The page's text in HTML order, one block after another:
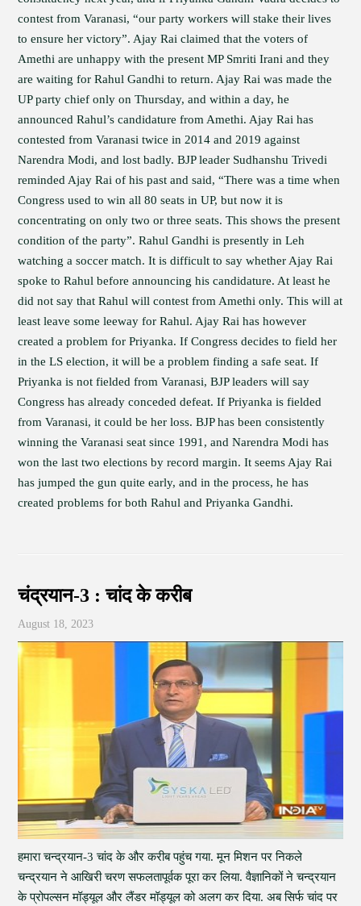
contest from Varanasi, “our party workers will stake their lives
to ensure her victory”. Ajay Rai claimed that the voters of
Amethi are unhappy with the present MP Smriti Irani and they
are waiting for Rahul Gandhi to return. Ajay Rai was made the
UP party chief only on Thursday, and within a day, he
announced Rahul’s candidature from Amethi. Ajay Rai has
contested from Varanasi twice in 2014 and 2019 against
Narendra Modi, and lost badly. BJP leader Sudhanshu Trivedi
reminded Ajay Rai of his past and said, “There was a time when
Congress used to win all 80 seats in UP, but now it is
concentrating on only two or three seats. This shows the present
condition of the party”. Rahul Gandhi is presently in Leh
watching a soccer match. It is difficult to say whether Ajay Rai
spoke to Rahul before announcing his candidature. At least he
did not say that Rahul will contest from Amethi only. This will at
least leave some leeway for Rahul. Ajay Rai has however
created a problem for Priyanka. If Congress decides to field her
in the LS election, it will be a problem finding a safe seat. If
Priyanka is not fielded from Varanasi, BJP leaders will say
Congress has already conceded defeat. If Priyanka is fielded
from Varanasi, it could be her loss. BJP has been consistently
winning the Varanasi seat since 1991, and Narendra Modi has
won the last two elections by record margin. It seems Ajay Rai
has jumped the gun quite early, and in the process, he has
created problems for both Rahul and Priyanka Gandhi.
चंद्रयान-3 : चांद के करीब
August 18, 2023
हमारा चन्द्रयान-3 चांद के और करीब पहुंच गया. मून मिशन पर निकले
चन्द्रयान ने आखिरी चरण सफलतापूर्वक पूरा कर लिया. वैज्ञानिकों ने चन्द्रयान
के प्रोपल्सन मॉड्यूल और लैंडर मॉड्यूल को अलग कर दिया. अब सिर्फ चांद पर